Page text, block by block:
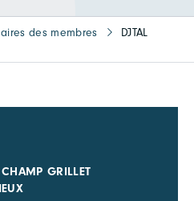
des membres
DJTAL
GRILLET